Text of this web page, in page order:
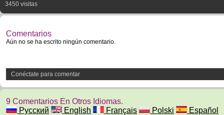
3450 visitas
Comentarios
Aún no se ha escrito ningún comentario.
Conéctate para comentar
9 Comentarios En Otros Idiomas.
Русский
English Français Polski Español